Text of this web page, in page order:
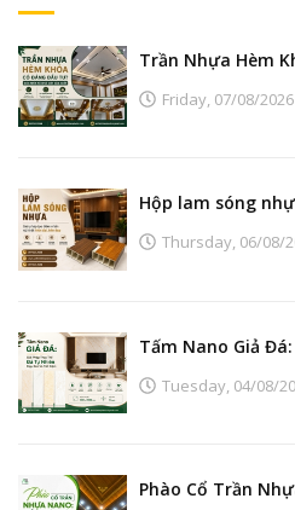
Friday, 07/08/2026
Thursday, 06/08/
Tuesday, 04/08/